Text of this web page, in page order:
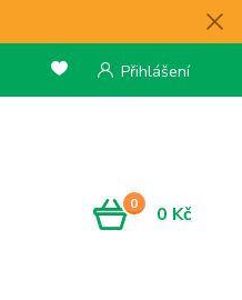
Přihlášení
0 0 Kč